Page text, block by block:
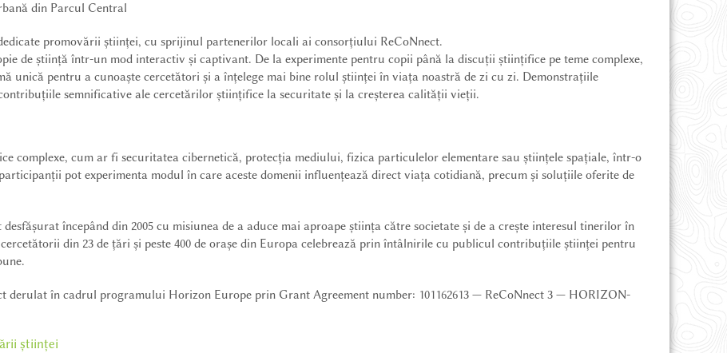
din Parcul Central
promovării științei, cu sprijinul partenerilor locali ai consorțiului ReCoNnect.
de știință într-un mod interactiv și captivant. De la experimente pentru copii până la discuții științifice pe teme complexe,
unică pentru a cunoaște cercetători și a înțelege mai bine rolul științei în viața noastră de zi cu zi. Demonstrațiile
semnificative ale cercetărilor științifice la securitate și la creșterea calității vieții.
complexe, cum ar fi securitatea cibernetică, protecția mediului, fizica particulelor elementare sau științele spațiale, într-o
pot experimenta modul în care aceste domenii influențează direct viața cotidiană, precum și soluțiile oferite de
desfășurat începând din 2005 cu misiunea de a aduce mai aproape știința către societate și de a crește interesul tinerilor în
din 23 de țări și peste 400 de orașe din Europa celebrează prin întâlnirile cu publicul contribuțiile științei pentru
derulat în cadrul programului Horizon Europe prin Grant Agreement number: 101162613 — ReCoNnect 3 — HORIZON-
științei